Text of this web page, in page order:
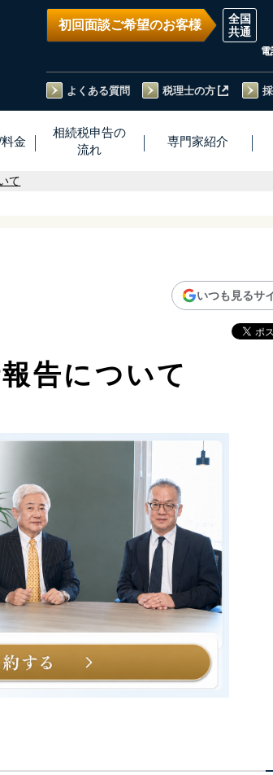
初回面談ご希望のお客様
よくある質問 税理士の方
料金
相続税申告の
流れ
専門家紹介
て
いつも見るサ
告について